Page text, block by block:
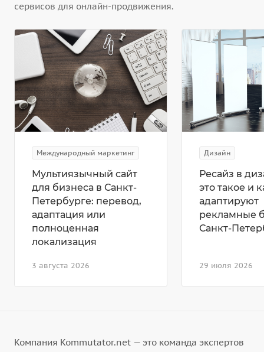
сервисов для онлайн-продвижения.
Международный маркетинг
3 августа 2026
Мультиязычный сайт
для бизнеса в Санкт-
Петербурге: перевод,
адаптация или
полноценная
локализация
Дизайн
29 июля 2026
Ресайз в
это такое и
адаптируют
рекламные
Санкт-
Компания Kommutator.net — это команда экспертов